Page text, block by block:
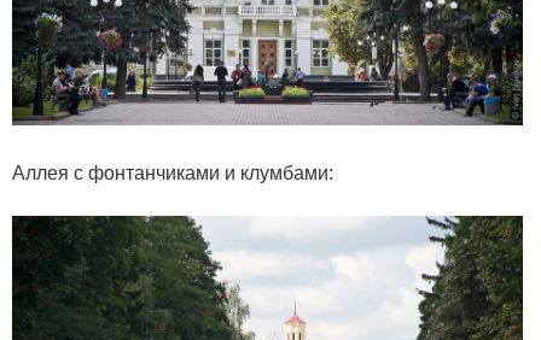
Аллея с фонтанчиками и клумбами: